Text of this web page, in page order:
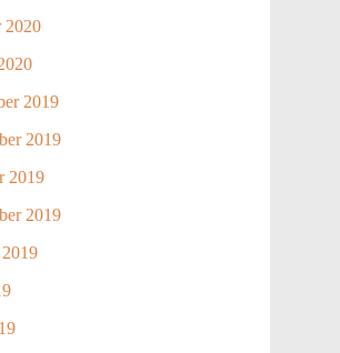
2020
2019
2019
2019
2019